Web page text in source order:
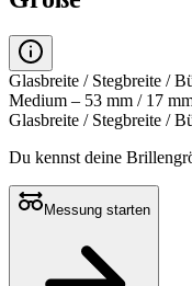
Glasbreite / Stegbreite /
Medium – 53 mm / 17
Glasbreite / Stegbreite /
Du kennst deine
Messung starten